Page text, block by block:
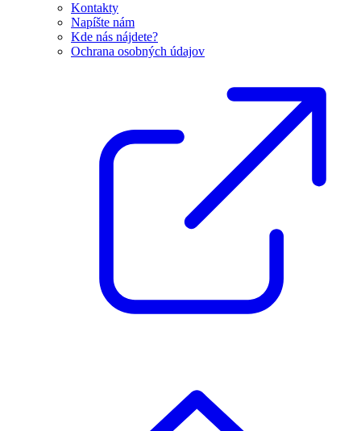
Kontakty
Napíšte nám
Kde nás nájdete?
Ochrana osobných údajov